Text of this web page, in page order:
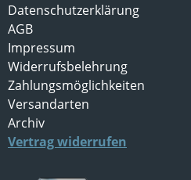
Datenschutzerklärung
AGB
Impressum
Widerrufsbelehrung
Zahlungsmöglichkeiten
Versandarten
Archiv
Vertrag widerrufen